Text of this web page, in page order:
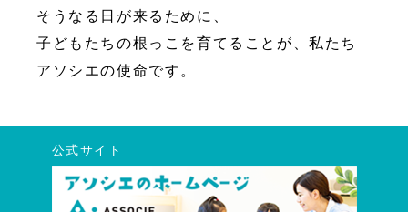
そうなる日が来るために、
子どもたちの根っこを育てることが、私たち
アソシエの使命です。
公式サイト